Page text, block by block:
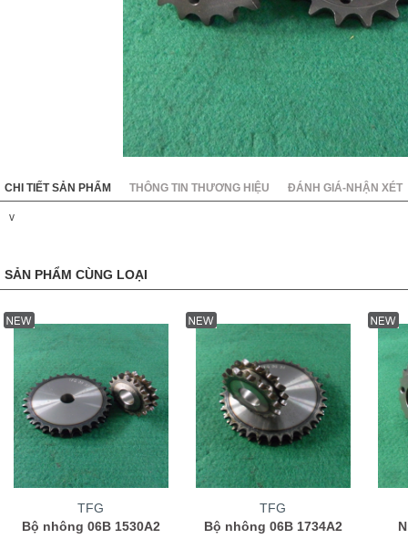
CHI TIẾT SẢN PHẨM THÔNG TIN THƯƠNG HIỆU ĐÁNH GIÁ-NHẬN XÉT
v
SẢN PHẨM CÙNG LOẠI
TFG
Bộ nhông 06B 1530A2
TFG
Bộ nhông 06B 1734A2